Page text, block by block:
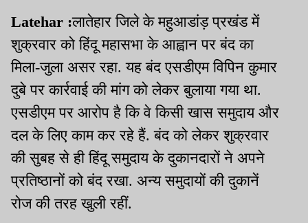
Latehar :लातेहार जिले के महुआडांड़ प्रखंड में
शुक्रवार को हिंदू महासभा के आह्वान पर बंद का
मिला-जुला असर रहा. यह बंद एसडीएम विपिन कुमार
दुबे पर कार्रवाई की मांग को लेकर बुलाया गया था.
एसडीएम पर आरोप है कि वे किसी खास समुदाय और
दल के लिए काम कर रहे हैं. बंद को लेकर शुक्रवार
की सुबह से ही हिंदू समुदाय के दुकानदारों ने अपने
प्रतिष्ठानों को बंद रखा. अन्य समुदायों की दुकानें
रोज की तरह खुली रहीं.